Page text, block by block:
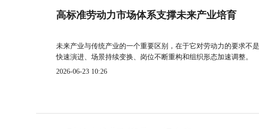
高标准劳动力市场体系支撑未来产业培育
未来产业与传统产业的一个重要区别，在于它对劳动力的要求不
快速演进、场景持续变换、岗位不断重构和组织形态加速调整。
2026-06-23 10:26